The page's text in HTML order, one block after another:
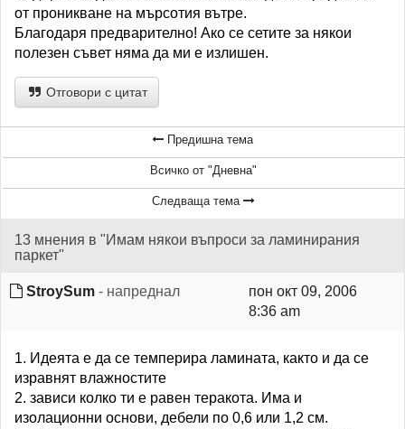
от проникване на мърсотия вътре.
Благодаря предварително! Ако се сетите за някои
полезен съвет няма да ми е излишен.
Отговори с цитат
Предишна тема
Всичко от "Дневна"
Следваща тема
13 мнения в "Имам някои въпроси за ламинирания
паркет"
StroySum - напреднал
пон окт 09, 2006
8:36 am
1. Идеята е да се темперира ламината, както и да се
изравнят влажностите
2. зависи колко ти е равен теракота. Има и
изолационни основи, дебели по 0,6 или 1,2 см.